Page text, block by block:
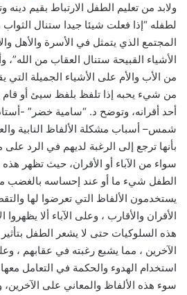
ولابد من تعليم الطفل الارتباط بقيم دينه
لطفله “إذا فعلت شيئا جيدا ستنال
المجتمع الذي يتمثل في الأسرة والأهل
الأشياء القبيحة ستنال العقاب من
من الأب والأم على الأشياء الجميلة التي
من شيء يحبه إذا تلفظ بلفظ سيئ أو
أحد أقرانه، وتوضح د. “سامية خضر” -
شمس– أسباب مشكلة الألفاظ النابية
بأنها ترجع إلى الرغبة لديهم في الرد
سواء من الآباء أو الأقران، حيث تظهر
الطفل شيء ما أو عند إحساسه بالغضب
يستخدمون الألفاظ التي تعرضوا لها
الأقران والأقارب ، وعلى الآباء ألا يظهروا
هذه السلوكيات حتى لا يشعر الطفل
الآخرين ، مما يشبع رغبته في عقابهم ،
استخدام الهدوء والحكمة في التعامل
سوء هذه الألفاظ والمعاني على الآخرين،